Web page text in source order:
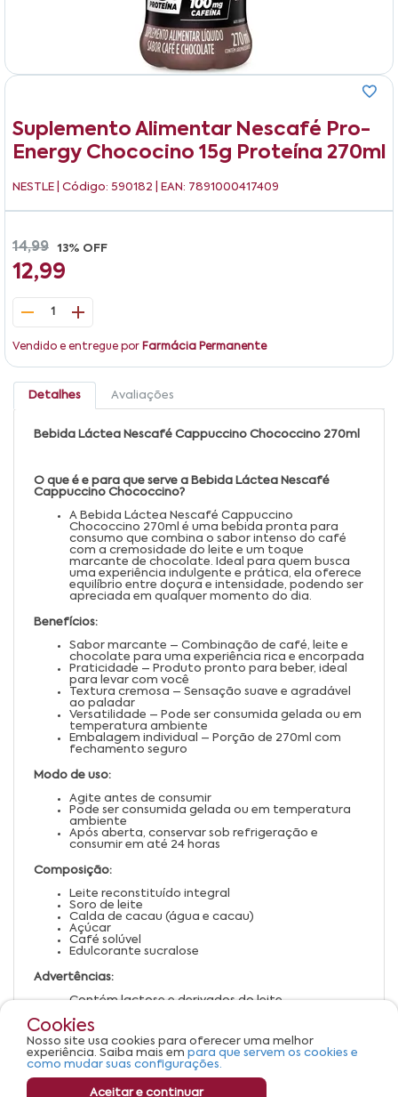
Suplemento Alimentar Nescafé Pro-
Energy Chococino 15g Proteína 270ml
NESTLE | Código: 590182 | EAN: 7891000417409
14,99 13% OFF
12,99
1
Vendido e entregue por Farmácia Permanente
Detalhes Avaliações
Bebida Láctea Nescafé Cappuccino Chococcino 270ml
O que é e para que serve a Bebida Láctea Nescafé
Cappuccino Chococcino?
A Bebida Láctea Nescafé Cappuccino
Chococcino 270ml é uma bebida pronta para
consumo que combina o sabor intenso do café
com a cremosidade do leite e um toque
marcante de chocolate. Ideal para quem busca
uma experiência indulgente e prática, ela oferece
equilíbrio entre doçura e intensidade, podendo ser
apreciada em qualquer momento do dia.
Benefícios:
Sabor marcante – Combinação de café, leite e
chocolate para uma experiência rica e encorpada
Praticidade – Produto pronto para beber, ideal
para levar com você
Textura cremosa – Sensação suave e agradável
ao paladar
Versatilidade – Pode ser consumida gelada ou em
temperatura ambiente
Embalagem individual – Porção de 270ml com
fechamento seguro
Modo de uso:
Agite antes de consumir
Pode ser consumida gelada ou em temperatura
ambiente
Após aberta, conservar sob refrigeração e
consumir em até 24 horas
Composição:
Leite reconstituído integral
Soro de leite
Calda de cacau (água e cacau)
Açúcar
Café solúvel
Edulcorante sucralose
Advertências:
Contém lactose e derivados do leite
cafeína
Manter em local fresco e seco
Após aberto, conservar refrigerado
Manter fora do alcance de crianças
Cookies
Nosso site usa cookies para oferecer uma melhor
experiência. Saiba mais em para que servem os cookies e
como mudar suas configurações.
Aceitar e continuar